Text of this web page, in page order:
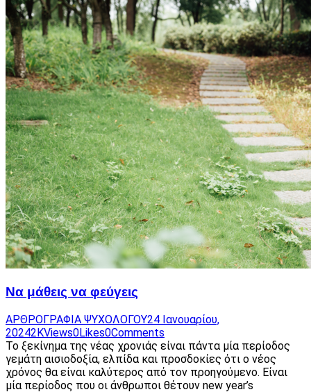
Να μάθεις να φεύγεις
ΑΡΘΡΟΓΡΑΦΙΑ ΨΥΧΟΛΟΓΟΥ24 Ιανουαρίου,
20242KViews0Likes0Comments
Το ξεκίνημα της νέας χρονιάς είναι πάντα μία περίοδος
γεμάτη αισιοδοξία, ελπίδα και προσδοκίες ότι ο νέος
χρόνος θα είναι καλύτερος από τον προηγούμενο. Είναι
μία περίοδος που οι άνθρωποι θέτουν new year’s